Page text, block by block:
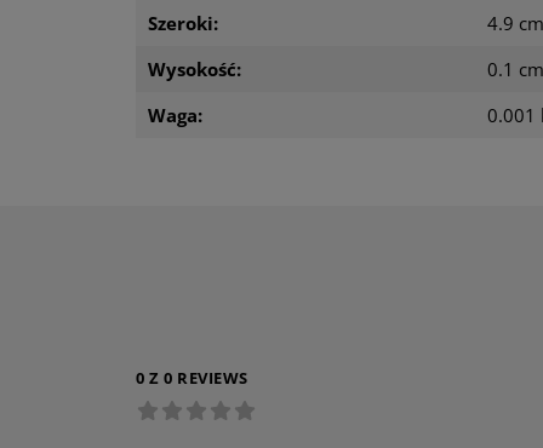
Szeroki:
4.9 cm
Wysokość:
0.1 cm
Waga:
0.001
0 Z 0 REVIEWS